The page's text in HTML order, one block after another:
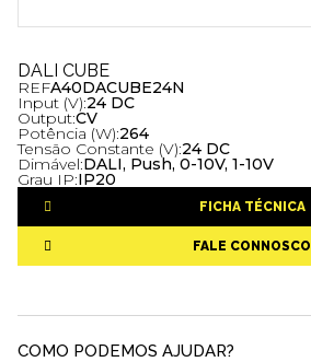
DALI CUBE
REFA40DACUBE24N
Input (V):24 DC
Output:CV
Potência (W):264
Tensão Constante (V):24 DC
Dimável:DALI, Push, 0-10V, 1-10V
Grau IP:IP20
FICHA TÉCNICA
FALE CONNOSCO
COMO PODEMOS AJUDAR?